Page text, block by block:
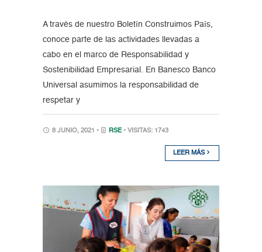
A través de nuestro Boletín Construimos País,
conoce parte de las actividades llevadas a
cabo en el marco de Responsabilidad y
Sostenibilidad Empresarial. En Banesco Banco
Universal asumimos la responsabilidad de
respetar y
8 JUNIO, 2021 • RSE • VISITAS: 1743
LEER MÁS